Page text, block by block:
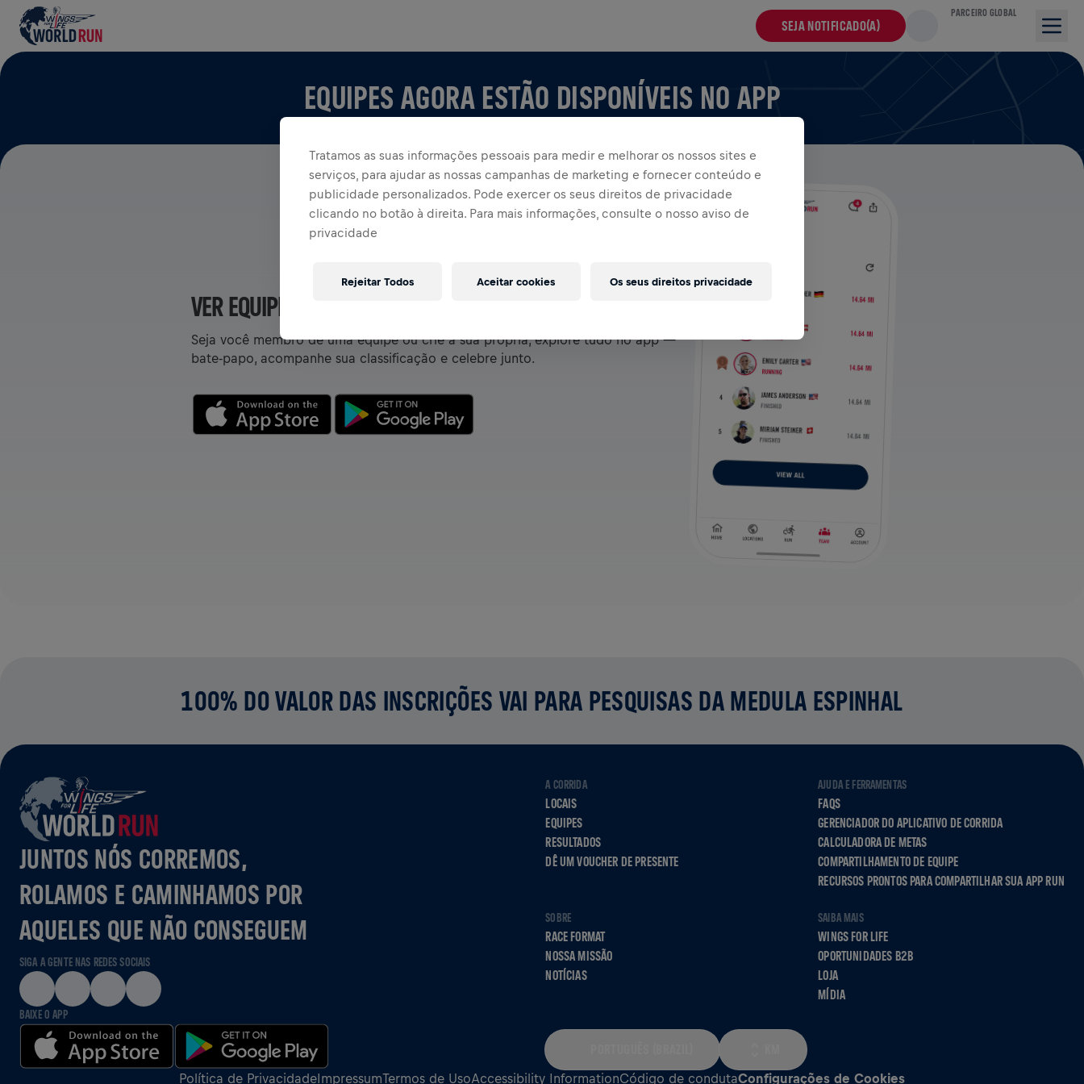
SEJA NOTIFICADO(A)
PARCEIRO GLOBAL
EQUIPES AGORA ESTÃO DISPONÍVEIS NO APP
VER EQUIPES NO APP
Seja você membro de uma equipe ou crie a sua própria, explore tudo no app —
bate-papo, acompanhe sua classificação e celebre junto.
100% DO VALOR DAS INSCRIÇÕES VAI PARA PESQUISAS DA MEDULA ESPINHAL
JUNTOS NÓS CORREMOS,
ROLAMOS E CAMINHAMOS POR
AQUELES QUE NÃO CONSEGUEM
SIGA A GENTE NAS REDES SOCIAIS
BAIXE O APP
A CORRIDA
LOCAIS
EQUIPES
RESULTADOS
DÊ UM VOUCHER DE PRESENTE
AJUDA E FERRAMENTAS
FAQS
GERENCIADOR DO APLICATIVO DE CORRIDA
CALCULADORA DE METAS
COMPARTILHAMENTO DE EQUIPE
RECURSOS PRONTOS PARA COMPARTILHAR SUA APP RUN
SOBRE
RACE FORMAT
NOSSA MISSÃO
NOTÍCIAS
SAIBA MAIS
WINGS FOR LIFE
OPORTUNIDADES B2B
LOJA
MÍDIA
Política de PrivacidadeImpressumTermos de UsoAccessibility InformationCódigo de condutaConfigurações de Cookies
Tratamos as suas informações pessoais para medir e melhorar os nossos sites e
serviços, para ajudar as nossas campanhas de marketing e fornecer conteúdo e
publicidade personalizados. Pode exercer os seus direitos de privacidade
clicando no botão à direita. Para mais informações, consulte o nosso aviso de
privacidade
Os seus direitos privacidade
Rejeitar Todos Aceitar cookies